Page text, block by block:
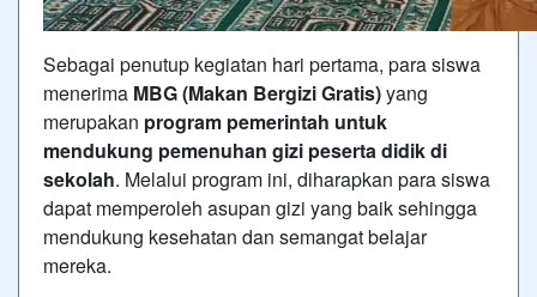
Sebagai penutup kegiatan hari pertama, para siswa
menerima MBG (Makan Bergizi Gratis)yang
merupakan program pemerintah untuk
mendukung pemenuhan gizi peserta didik di
sekolah. Melalui program ini, diharapkan para siswa
dapat memperoleh asupan gizi yang baik sehingga
mendukung kesehatan dan semangat belajar
mereka.